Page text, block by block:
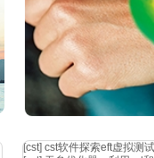
[cst] cst软件探索eft虚拟测